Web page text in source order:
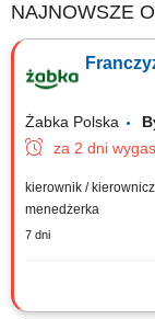
NAJNOWSZE
Żabka Polska
za 2 dni
kierownik /
menedżerka
7 dni
Główne zadania: